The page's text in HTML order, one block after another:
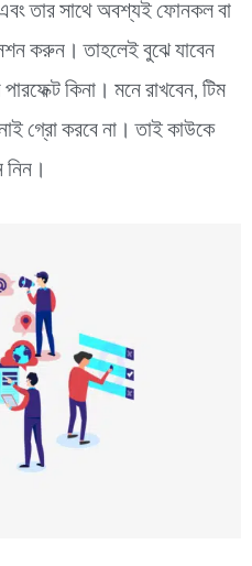
তার সাথে অবশ্যই ফোনকল বা
করুন। তাহলেই বুঝে যাবেন
কিনা। মনে রাখবেন, টিম
গ্রো করবে না। তাই কাউকে
নিন।